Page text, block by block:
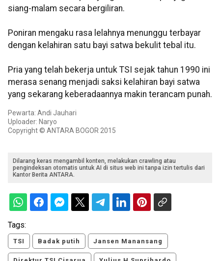
siang-malam secara bergiliran.
Poniran mengaku rasa lelahnya menunggu terbayar
dengan kelahiran satu bayi satwa bekulit tebal itu.
Pria yang telah bekerja untuk TSI sejak tahun 1990 ini
merasa senang menjadi saksi kelahiran bayi satwa
yang sekarang keberadaannya makin terancam punah.
Pewarta: Andi Jauhari
Uploader: Naryo
Copyright © ANTARA BOGOR 2015
Dilarang keras mengambil konten, melakukan crawling atau
pengindeksan otomatis untuk AI di situs web ini tanpa izin tertulis dari
Kantor Berita ANTARA.
Tags:
TSI Badak putih Jansen Manansang